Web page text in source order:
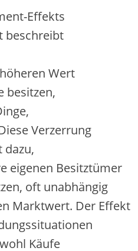
Effekts
beschreibt
Wert
besitzen,
Verzerrung
dazu,
e‬igenen Besitztümer
o‬ft unabhängig
Marktwert. D‬er Effekt
Käufe